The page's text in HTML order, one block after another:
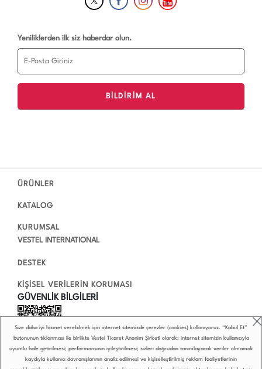
Size daha iyi hizmet verebilmek için internet sitemizde çerezler (cookies) kullanıyoruz. “Kabul Et”
butonunun tıklanması ile birlikte Vestel Ticaret Anonim Şirketi olarak; internet sitemizin kullanıcıyla
uyumlu hale getirilmesi; performansının iyileştirilmesi; sizleri doğrudan tanımlayacak veriler olmamak
kaydıyla kullanıcı davranışlarının analiz edilmesi ve kişiselleştirilmiş reklam faaliyetlerinin
Yeniliklerden ilk siz haberdar olun.
ÜRÜNLER
KATALOG
KURUMSAL
VESTEL INTERNATIONAL
DESTEK
KİŞİSEL VERİLERİN KORUMASI
GÜVENLİK BİLGİLERİ